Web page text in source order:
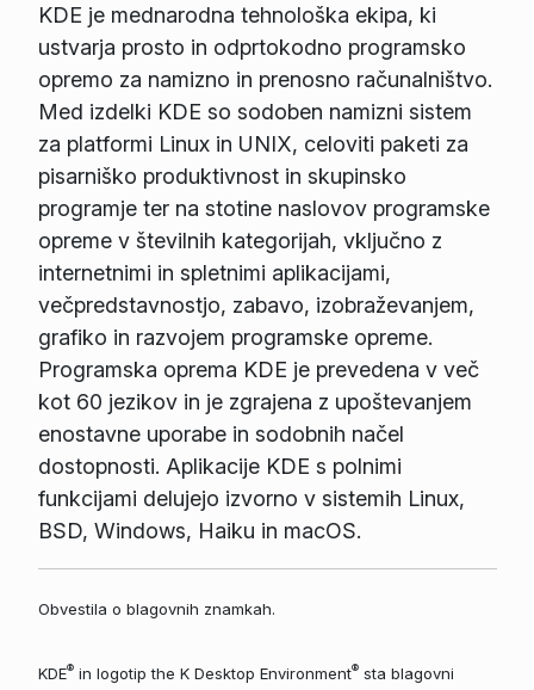
KDE je mednarodna tehnološka ekipa, ki
ustvarja prosto in odprtokodno programsko
opremo za namizno in prenosno računalništvo.
Med izdelki KDE so sodoben namizni sistem
za platformi Linux in UNIX, celoviti paketi za
pisarniško produktivnost in skupinsko
programje ter na stotine naslovov programske
opreme v številnih kategorijah, vključno z
internetnimi in spletnimi aplikacijami,
večpredstavnostjo, zabavo, izobraževanjem,
grafiko in razvojem programske opreme.
Programska oprema KDE je prevedena v več
kot 60 jezikov in je zgrajena z upoštevanjem
enostavne uporabe in sodobnih načel
dostopnosti. Aplikacije KDE s polnimi
funkcijami delujejo izvorno v sistemih Linux,
BSD, Windows, Haiku in macOS.
Obvestila o blagovnih znamkah.
KDE®in logotip the K Desktop Environment®sta blagovni